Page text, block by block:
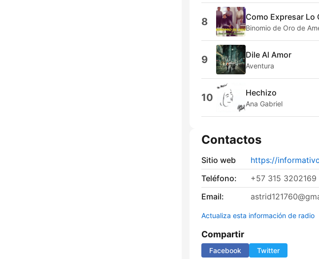
8 Como Expresar Lo
Binomio de Oro de
9 Dile Al Amor
Aventura
10 Hechizo
Ana Gabriel
Contactos
Sitio web
https://
Teléfono:
+57 315 3202169
Email:
Actualiza esta información de radio
Compartir
Facebook Twitter